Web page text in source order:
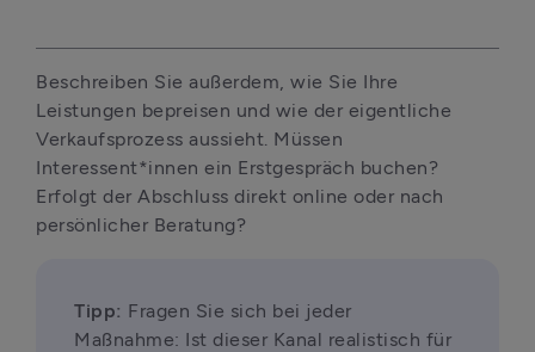
Beschreiben Sie außerdem, wie Sie Ihre
Leistungen bepreisen und wie der eigentliche
Verkaufsprozess aussieht. Müssen
Interessent*innen ein Erstgespräch buchen?
Erfolgt der Abschluss direkt online oder nach
persönlicher Beratung?
Tipp: Fragen Sie sich bei jeder
Maßnahme: Ist dieser Kanal realistisch für